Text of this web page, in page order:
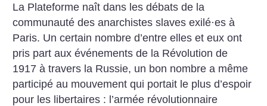
La Plateforme naît dans les débats de la
communauté des anarchistes slaves exilé·es à
Paris. Un certain nombre d’entre elles et eux ont
pris part aux événements de la Révolution de
1917 à travers la Russie, un bon nombre a même
participé au mouvement qui portait le plus d’espoir
pour les libertaires : l’armée révolutionnaire